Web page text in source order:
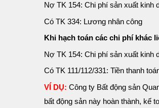
Nợ TK 154: Chi phí sản xuất kinh
Có TK 334: Lương nhân công
Khi hạch toán các chi phí khác
Nợ TK 154: Chi phí sản xuất kinh
Có TK 111/112/331: Tiền thanh
VÍ DỤ: Công ty Bất động sản
bất động sản này hoàn thành, kế